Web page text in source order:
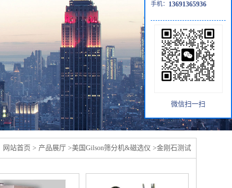
网站首页 > 产品展厅 >美国Gilson筛分机&磁选仪 >金刚石测试
手机： 13691365936
微信扫一扫